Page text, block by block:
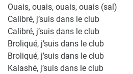
Ouais, ouais, ouais, ouais (sal)
Calibré, j’suis dans le club
Calibré, j’suis dans le club
Broliqué, j’suis dans le club
Broliqué, j’suis dans le club
Kalashé, j’suis dans le club